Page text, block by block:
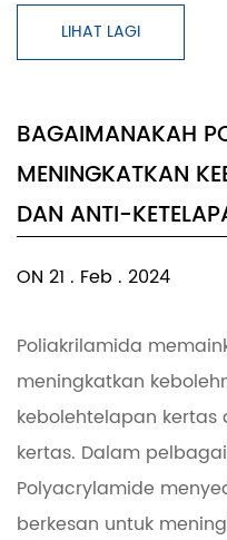
LIHAT LAGI
BAGAIMANAKAH
MENINGKATKAN
DAN ANTI-
ON 21 . Feb . 2024
Poliakrilamida
meningkatkan
kebolehtelapan
kertas. Dalam
Polyacrylamide
berkesan untuk